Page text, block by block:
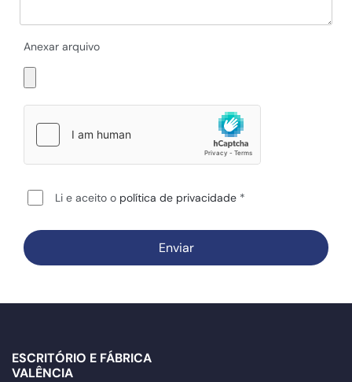
Anexar arquivo
Li e aceito o política de privacidade
Enviar
ESCRITÓRIO E FÁBRICA
VALÊNCIA